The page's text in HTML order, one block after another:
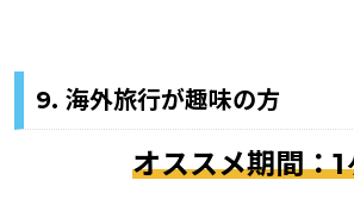
9. 海外旅行が趣味の方
オススメ期間：1